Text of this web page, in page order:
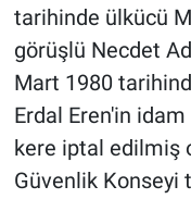
tarihinde ülkücü
görüşlü Necdet
Mart 1980
Erdal Eren'in idam
kere iptal edilmiş
Güvenlik Konseyi